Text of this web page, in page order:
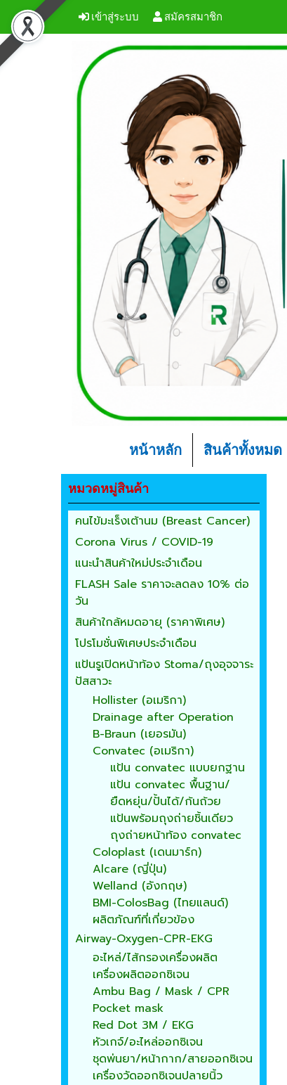
เข้าสู่ระบบ สมัครสมาชิก
หน้าหลัก สินค้าทั้งหมด
หมวดหมู่สินค้า
คนไข้มะเร็งเต้านม (Breast Cancer)
Corona Virus / COVID-19
แนะนำสินค้าใหม่ประจำเดือน
FLASH Sale ราคาจะลดลง 10% ต่อ
วัน
สินค้าใกล้หมดอายุ (ราคาพิเศษ)
โปรโมชั่นพิเศษประจำเดือน
แป้นรูเปิดหน้าท้อง Stoma/ถุงอุจจาระ
ปัสสาวะ
Hollister (อเมริกา)
Drainage after Operation
B-Braun (เยอรมัน)
Convatec (อเมริกา)
แป้น convatec แบบยกฐาน
แป้น convatec พื้นฐาน/
ยืดหยุ่น/ปั้นได้/ก้นถ้วย
แป้นพร้อมถุงถ่ายชิ้นเดียว
ถุงถ่ายหน้าท้อง convatec
Coloplast (เดนมาร์ก)
Alcare (ญี่ปุ่น)
Welland (อังกฤษ)
BMI-ColosBag (ไทยแลนด์)
ผลิตภัณฑ์ที่เกี่ยวข้อง
Airway-Oxygen-CPR-EKG
อะไหล่/ไส้กรองเครื่องผลิต
เครื่องผลิตออกซิเจน
Ambu Bag / Mask / CPR
Pocket mask
Red Dot 3M / EKG
หัวเกจ์/อะไหล่ออกซิเจน
ชุดพ่นยา/หน้ากาก/สายออกซิเจน
เครื่องวัดออกซิเจนปลายนิ้ว